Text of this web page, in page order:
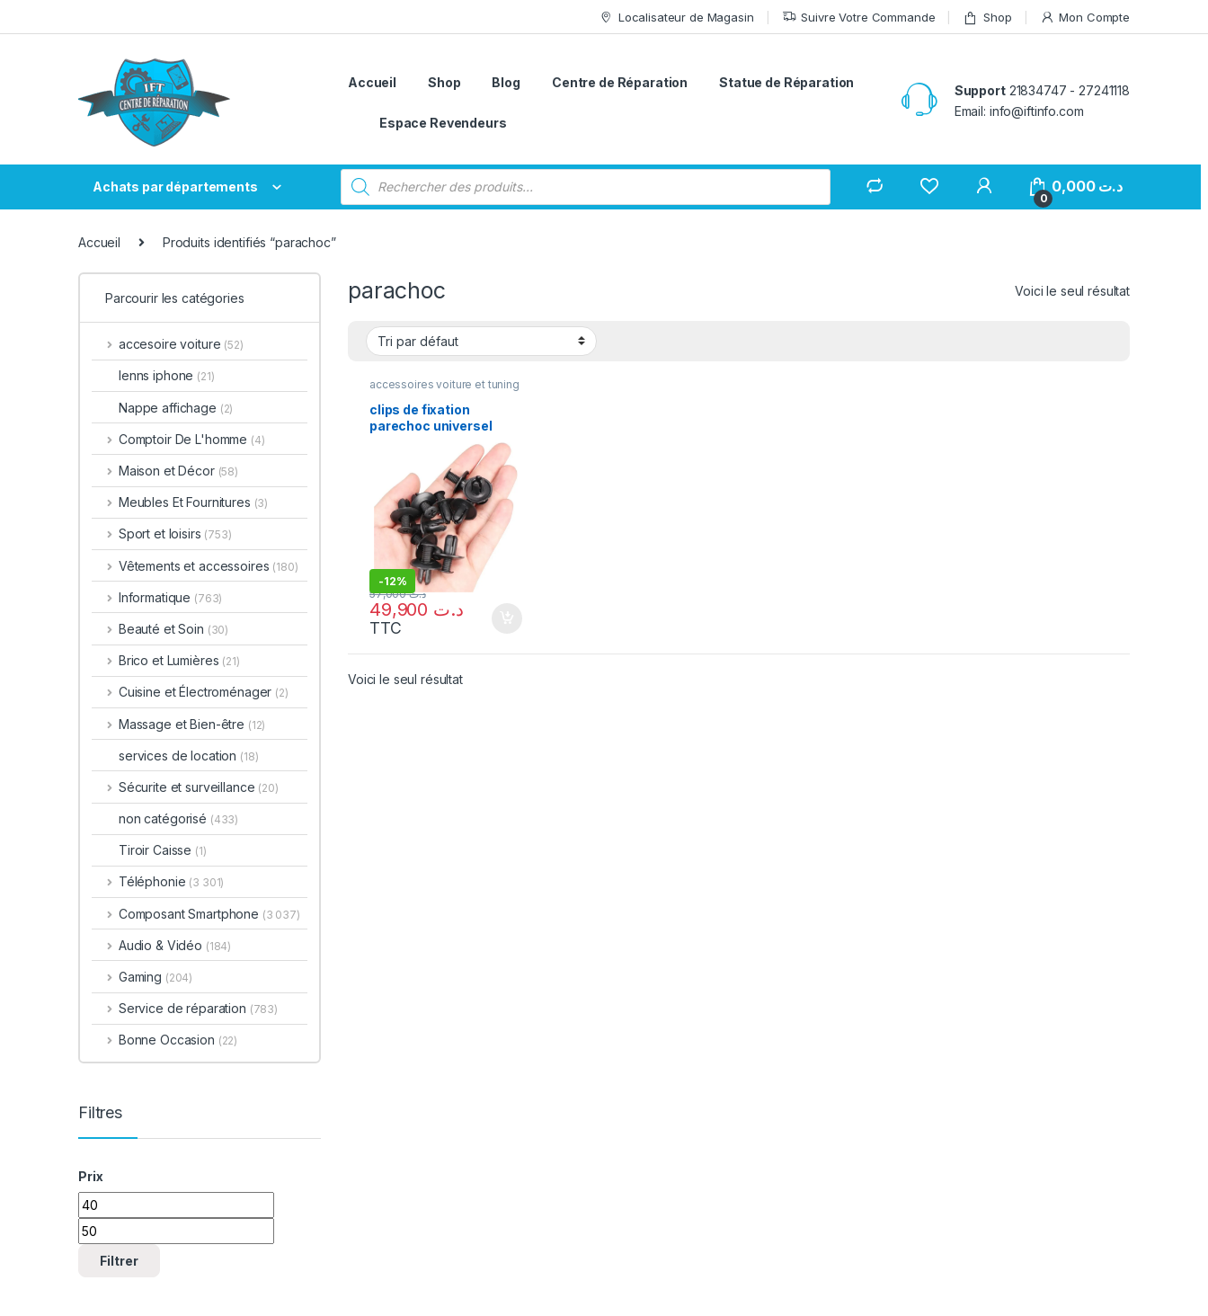
Localisateur de Magasin Suivre Votre Commande Shop Mon Compte
Accueil Shop Blog Centre de Réparation Statue de Réparation
Espace Revendeurs
Support21834747 - 27241118
Email: info@iftinfo.com
Achats par départements
Recherche de produits
0
د.ت 0,000
Accueil Produits identifiés “parachoc”
parachoc Voici le seul résultat
accessoires voiture et tuning
clips de fixation
parechoc universel
pack de 100 pièces
-12%
د.ت
د.ت57,000
TTC
Voici le seul résultat
Parcourir les catégories
accesoire voiture (52)
lenns iphone (21)
Nappe affichage (2)
Comptoir De L'homme (4)
Maison et Décor (58)
Meubles Et Fournitures (3)
Sport et loisirs (753)
Vêtements et accessoires (180)
Informatique (763)
Beauté et Soin (30)
Brico et Lumières (21)
Cuisine et Électroménager (2)
Massage et Bien-être (12)
services de location (18)
Sécurite et surveillance (20)
non catégorisé (433)
Tiroir Caisse (1)
Téléphonie (3 301)
Composant Smartphone (3 037)
Audio & Vidéo (184)
Gaming (204)
Service de réparation (783)
Bonne Occasion (22)
Filtres
Prix
Prix min
Prix max
Filtrer